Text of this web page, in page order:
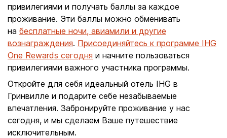
привилегиями и получать баллы за каждое
проживание. Эти баллы можно обменивать
на бесплатные ночи, авиамили и другие
вознаграждения. Присоединяйтесь к программе IHG
One Rewards сегодня и начните пользоваться
привилегиями важного участника программы.
Откройте для себя идеальный отель IHG в
Гринвилле и подарите себе незабываемые
впечатления. Забронируйте проживание у нас
сегодня, и мы сделаем Ваше путешествие
исключительным.